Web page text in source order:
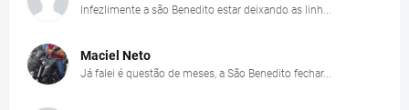
Infezlimente a são Benedito estar deixando as linh...
Maciel Neto
Já falei é questão de meses, a São Benedito fechar...